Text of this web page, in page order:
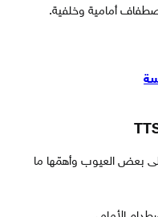
أمامية وخلفية.
بعض العيوب وأهمّها ما